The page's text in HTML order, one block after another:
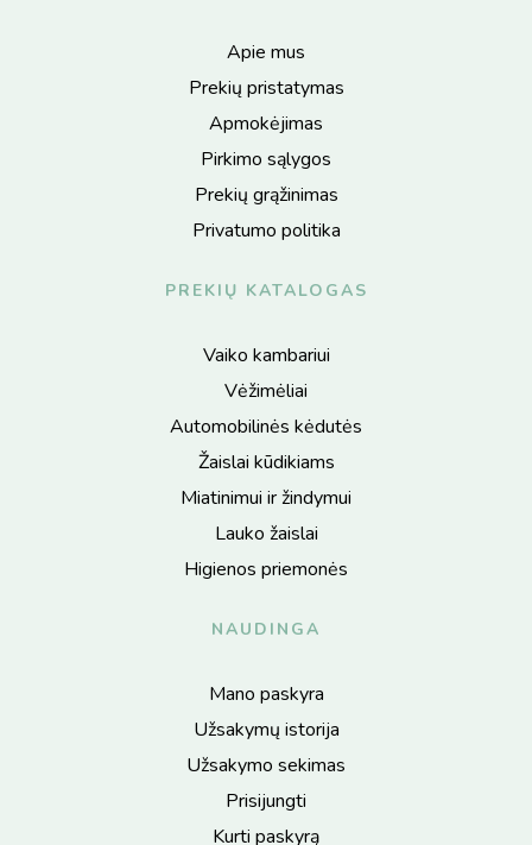
Apie mus
Prekių pristatymas
Apmokėjimas
Pirkimo sąlygos
Prekių grąžinimas
Privatumo politika
PREKIŲ KATALOGAS
Vaiko kambariui
Vėžimėliai
Automobilinės kėdutės
Žaislai kūdikiams
Miatinimui ir žindymui
Lauko žaislai
Higienos priemonės
NAUDINGA
Mano paskyra
Užsakymų istorija
Užsakymo sekimas
Prisijungti
Kurti paskyrą